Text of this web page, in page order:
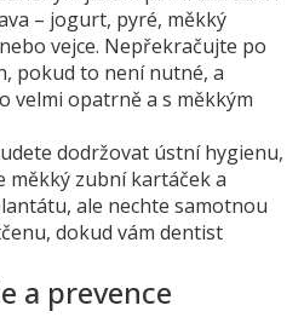
– jogurt, pyré, měkký
vejce. Nepřekračujte po
pokud to není nutné, a
velmi opatrně a s měkkým
dodržovat ústní hygienu,
měkký zubní kartáček a
ale nechte samotnou
dokud vám dentist
a prevence